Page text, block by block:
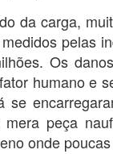
da carga,
pelas
Os
humano e
se
mera peça
onde